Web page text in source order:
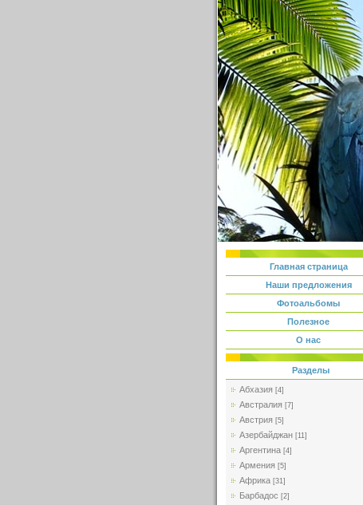
Главная страница
Наши предложения
Фотоальбомы
Полезное
О нас
Разделы
Абхазия [4]
Австралия [7]
Австрия [5]
Азербайджан [11]
Аргентина [4]
Армения [5]
Африка [31]
Барбадос [2]